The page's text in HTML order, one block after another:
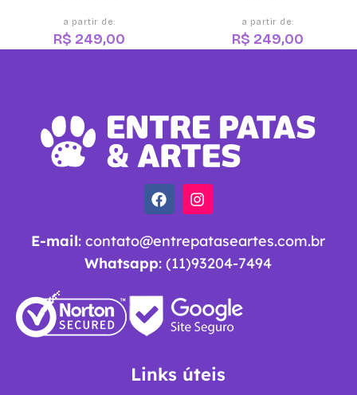
R$ 249,00 R$ 249,00
E-mail:contato@entrepataseartes.com.br
Whatsapp: (11)93204-7494
Links úteis